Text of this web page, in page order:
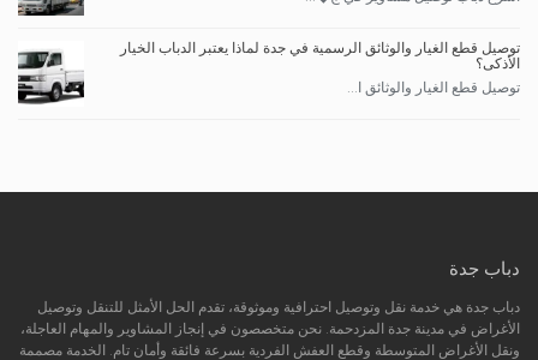
توصيل قطع الغيار والوثائق الرسمية في جدة لماذا يعتبر الدباب الخيار
الأذكى؟
توصيل قطع الغيار والوثائق ا...
دباب جدة
دباب جدة هي خدمة نقل وتوصيل احترافية وموثوقة، تقدم الحل الأمثل للتنقل وتوصيل
الأغراض في مدينة جدة المزدحمة. نحن متخصصون في إنجاز المشاوير والمهام العاجلة،
ونقل الأغراض المتوسطة وقطع العفش الفردية بسرعة فائقة وأمان تام. الخدمة مصممة